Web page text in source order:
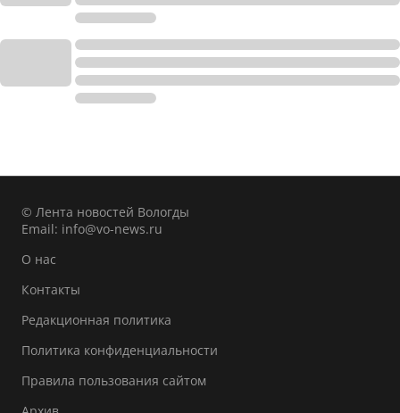
© Лента новостей Вологды
Email: info@vo-news.ru
О нас
Контакты
Редакционная политика
Политика конфиденциальности
Правила пользования сайтом